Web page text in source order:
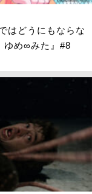
はどうにもならな
め∞みた』#8